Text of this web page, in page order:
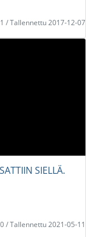
/ Tallennettu 2017-12-07
SIELLÄ.
/ Tallennettu 2021-05-11